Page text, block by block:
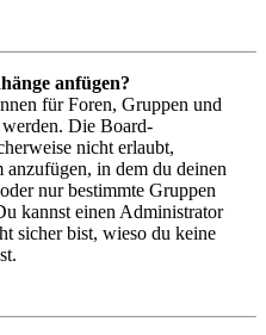
anfügen?
für Foren, Gruppen und
Die Board-
nicht erlaubt,
in dem du deinen
nur bestimmte Gruppen
kannst einen Administrator
sicher bist, wieso du keine